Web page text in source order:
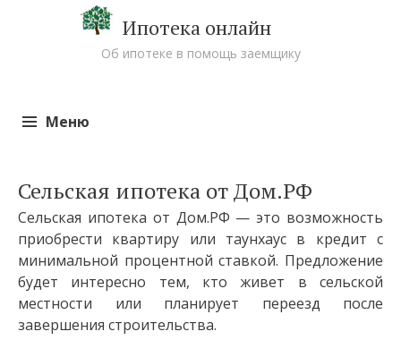
Ипотека онлайн
Об ипотеке в помощь заемщику
Меню
Сельская ипотека от Дом.РФ
Сельская ипотека от Дом.РФ — это возможность
приобрести квартиру или таунхаус в кредит с
минимальной процентной ставкой. Предложение
будет интересно тем, кто живет в сельской
местности или планирует переезд после
завершения строительства.